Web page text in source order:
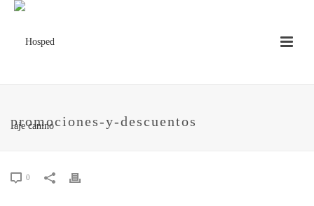
promociones-y-descuentos
0